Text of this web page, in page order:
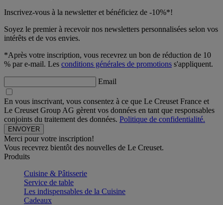
Inscrivez-vous à la newsletter et bénéficiez de -10%*!
Soyez le premier à recevoir nos newsletters personnalisées selon vos
intérêts et de vos envies.
*Après votre inscription, vous recevrez un bon de réduction de 10
% par e-mail. Les conditions générales de promotions s'appliquent.
Email
En vous inscrivant, vous consentez à ce que Le Creuset France et
Le Creuset Group AG gèrent vos données en tant que responsables
conjoints du traitement des données. Politique de confidentialité.
Merci pour votre inscription!
Vous recevrez bientôt des nouvelles de Le Creuset.
Produits
Cuisine & Pâtisserie
Service de table
Les indispensables de la Cuisine
Cadeaux